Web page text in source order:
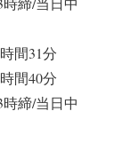
間31分
間40分
時締/当日中